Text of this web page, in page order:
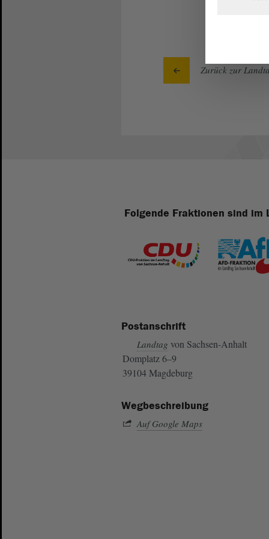
Zurück zur
Folgende Fraktionen sind im
Postanschrift
Landtag von Sachsen-Anhalt
Domplatz 6–9
39104 Magdeburg
Wegbeschreibung
Auf Google Maps